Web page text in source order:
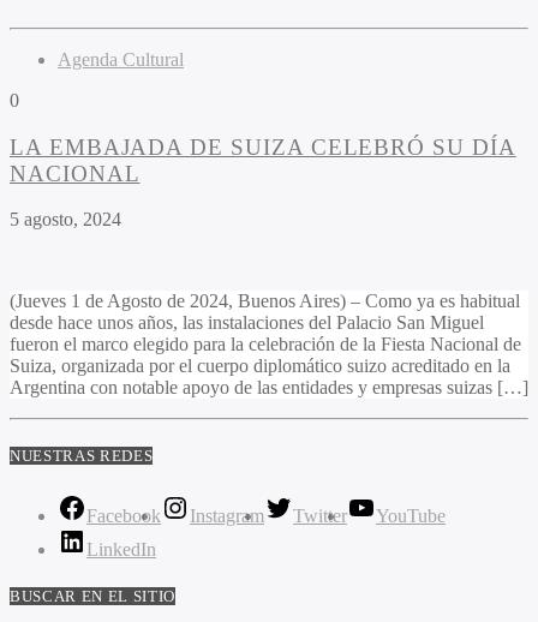
Agenda Cultural
0
LA EMBAJADA DE SUIZA CELEBRÓ SU DÍA
NACIONAL
5 agosto, 2024
(Jueves 1 de Agosto de 2024, Buenos Aires) – Como ya es habitual
desde hace unos años, las instalaciones del Palacio San Miguel
fueron el marco elegido para la celebración de la Fiesta Nacional de
Suiza, organizada por el cuerpo diplomático suizo acreditado en la
Argentina con notable apoyo de las entidades y empresas suizas […]
NUESTRAS REDES
Facebook Instagram Twitter
YouTube
LinkedIn
BUSCAR EN EL SITIO